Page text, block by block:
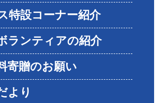
特設コーナー紹介
ランティアの紹介
寄贈のお願い
より